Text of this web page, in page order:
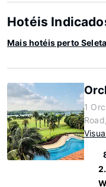
Hotéis
Mais hotéis perto
1